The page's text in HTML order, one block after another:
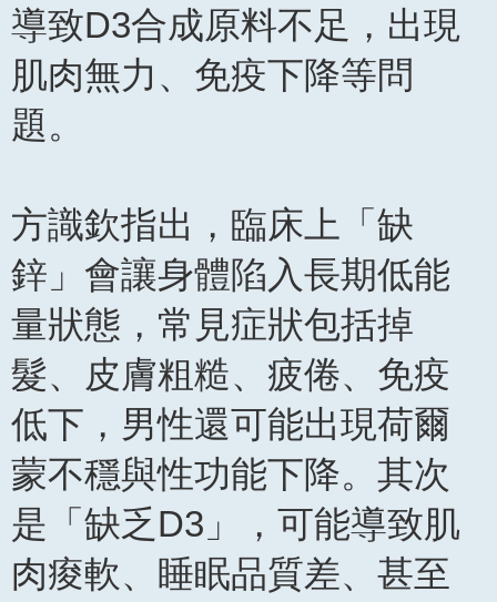
導致D3合成原料不足，出現
肌肉無力、免疫下降等問
題。
方識欽指出，臨床上「缺
鋅」會讓身體陷入長期低能
量狀態，常見症狀包括掉
髮、皮膚粗糙、疲倦、免疫
低下，男性還可能出現荷爾
蒙不穩與性功能下降。其次
是「缺乏D3」，可能導致肌
肉痠軟、睡眠品質差、甚至